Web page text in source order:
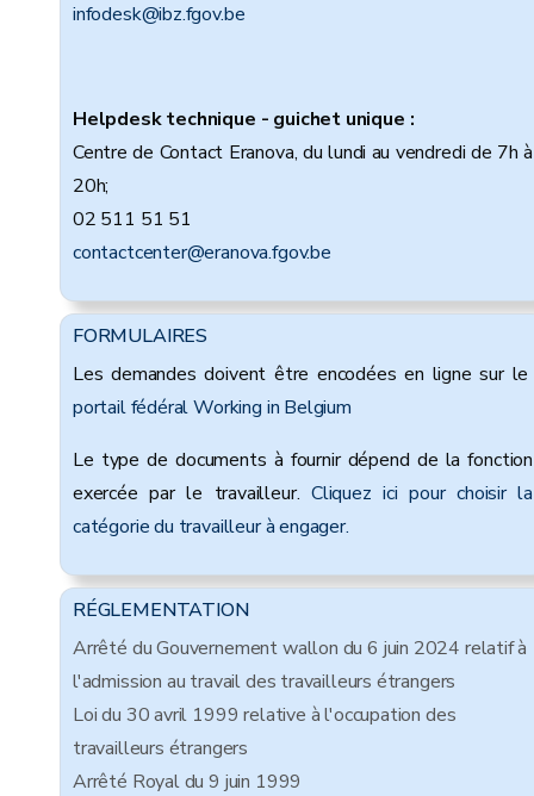
infodesk@ibz.fgov.be
Helpdesk technique - guichet unique :
Centre de Contact Eranova, du lundi au vendredi de 7h à
20h;
02 511 51 51
contactcenter@eranova.fgov.be
FORMULAIRES
Les demandes doivent être encodées en ligne sur le
portail fédéral Working in Belgium
Le type de documents à fournir dépend de la fonction
exercée par le travailleur. Cliquez ici pour choisir la
catégorie du travailleur à engager.
RÉGLEMENTATION
Arrêté du Gouvernement wallon du 6 juin 2024 relatif à
l'admission au travail des travailleurs étrangers
Loi du 30 avril 1999 relative à l'occupation des
travailleurs étrangers
Arrêté Royal du 9 juin 1999